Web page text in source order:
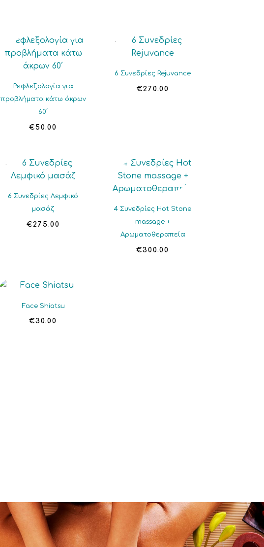
Ρεφλεξολογία για
προβλήματα κάτω άκρων
60΄
€50.00
6 Συνεδρίες Rejuvance
€270.00
6 Συνεδρίες Λεμφικό
μασάζ
€275.00
4 Συνεδρίες Hot Stone
massage +
Αρωματοθεραπεία
€300.00
Face Shiatsu
€30.00